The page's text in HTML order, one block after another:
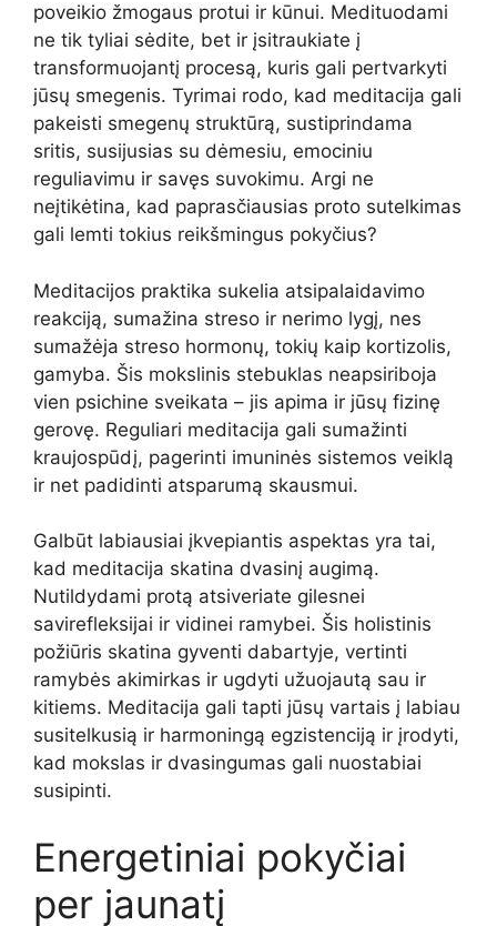
poveikio žmogaus protui ir kūnui. Medituodami
ne tik tyliai sėdite, bet ir įsitraukiate į
transformuojantį procesą, kuris gali pertvarkyti
jūsų smegenis. Tyrimai rodo, kad meditacija gali
pakeisti smegenų struktūrą, sustiprindama
sritis, susijusias su dėmesiu, emociniu
reguliavimu ir savęs suvokimu. Argi ne
neįtikėtina, kad paprasčiausias proto sutelkimas
gali lemti tokius reikšmingus pokyčius?
Meditacijos praktika sukelia atsipalaidavimo
reakciją, sumažina streso ir nerimo lygį, nes
sumažėja streso hormonų, tokių kaip kortizolis,
gamyba. Šis mokslinis stebuklas neapsiriboja
vien psichine sveikata – jis apima ir jūsų fizinę
gerovę. Reguliari meditacija gali sumažinti
kraujospūdį, pagerinti imuninės sistemos veiklą
ir net padidinti atsparumą skausmui.
Galbūt labiausiai įkvepiantis aspektas yra tai,
kad meditacija skatina dvasinį augimą.
Nutildydami protą atsiveriate gilesnei
savirefleksijai ir vidinei ramybei. Šis holistinis
požiūris skatina gyventi dabartyje, vertinti
ramybės akimirkas ir ugdyti užuojautą sau ir
kitiems. Meditacija gali tapti jūsų vartais į labiau
susitelkusią ir harmoningą egzistenciją ir įrodyti,
kad mokslas ir dvasingumas gali nuostabiai
susipinti.
Energetiniai pokyčiai
per jaunatį